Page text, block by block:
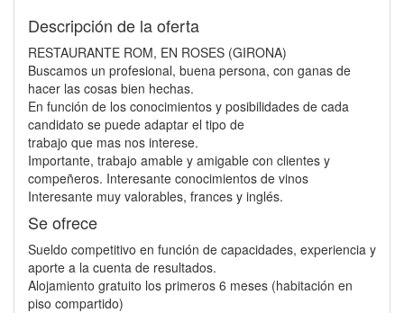
Descripción de la oferta
RESTAURANTE ROM, EN ROSES (GIRONA)
Buscamos un profesional, buena persona, con ganas de
hacer las cosas bien hechas.
En función de los conocimientos y posibilidades de cada
candidato se puede adaptar el tipo de
trabajo que mas nos interese.
Importante, trabajo amable y amigable con clientes y
compeñeros. Interesante conocimientos de vinos
Interesante muy valorables, frances y inglés.
Se ofrece
Sueldo competitivo en función de capacidades, experiencia y
aporte a la cuenta de resultados.
Alojamiento gratuito los primeros 6 meses (habitación en
piso compartido)